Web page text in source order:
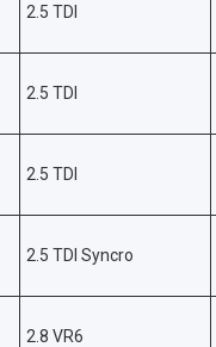
2.5 TDI
2.5 TDI
2.5 TDI
2.5 TDI Syncro
2.8 VR6